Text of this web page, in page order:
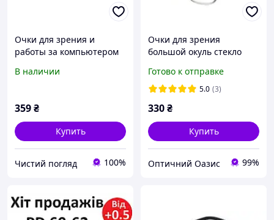
Очки для зрения и
работы за компьютером
оправе)+2
В наличии
359₴
Купить
Чистий погляд 100%
Очки для зрения
большой окуль стекло
диоптрией широкая
оправа мощные крепкие
Готово к отправке
5.0 (3)
330₴
Купить
Оптичний Оазис 99%